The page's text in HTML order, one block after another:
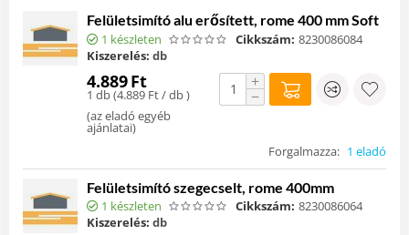
Felületsimító alu erősített, rome 400 mm Soft
1 készleten Cikkszám: 8230086084
Kiszerelés: db
4.889Ft
1 db (4.889 Ft/ db )
(az eladó egyéb
ajánlatai)
+
−
Forgalmazza: 1 eladó
Felületsimító szegecselt, rome 400mm
1 készleten Cikkszám: 8230086064
Kiszerelés: db